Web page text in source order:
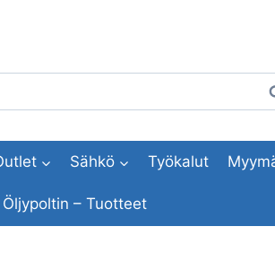
Sähkö Työkalut
Öljypoltin – Tuotteet